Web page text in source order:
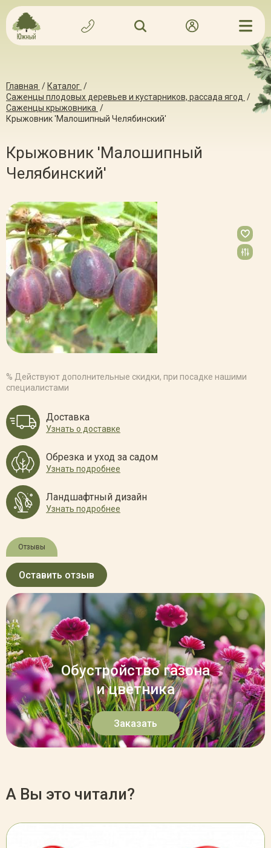
Главная / Каталог /
Саженцы плодовых деревьев и кустарников, рассада ягод /
Саженцы крыжовника /
Крыжовник 'Малошипный Челябинский'
Крыжовник 'Малошипный
Челябинский'
% Действуют дополнительные скидки, при посадке нашими
специалистами
Доставка
Узнать о доставке
Обрезка и уход за садом
Узнать подробнее
Ландшафтный дизайн
Узнать подробнее
Отзывы
Оставить отзыв
Обустройство газона
и цветника
Заказать
А Вы это читали?